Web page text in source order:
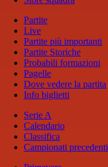
Partite
Live
Partite più importanti
Partite Storiche
Probabili formazioni
Pagelle
Dove vedere la partita
Info biglietti
Serie A
Calendario
Classifica
Campionati precedenti